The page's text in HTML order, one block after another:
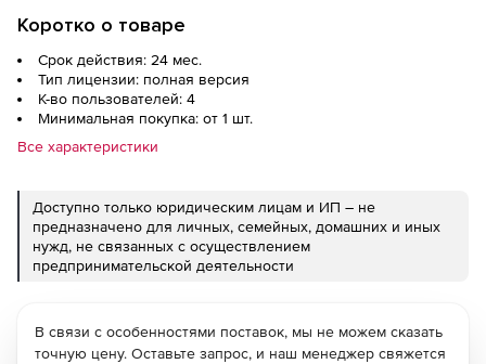
Коротко о товаре
Срок действия: 24 мес.
Тип лицензии: полная версия
К-во пользователей: 4
Минимальная покупка: от 1 шт.
Все характеристики
Доступно только юридическим лицам и ИП – не
предназначено для личных, семейных, домашних и иных
нужд, не связанных с осуществлением
предпринимательской деятельности
В связи с особенностями поставок, мы не можем сказать
точную цену. Оставьте запрос, и наш менеджер свяжется